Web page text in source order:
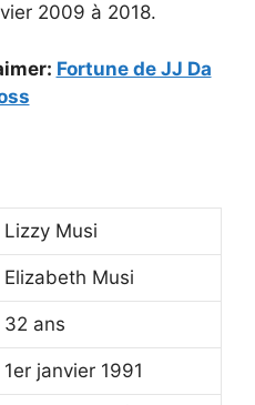
2009 à 2018.
Fortune de JJ Da
Lizzy Musi
Elizabeth Musi
32 ans
1er janvier 1991